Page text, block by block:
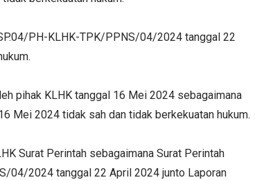
PH-KLHK-TPK/PPNS/04/2024 tanggal 22
pihak KLHK tanggal 16 Mei 2024 sebagaimana
Mei 2024 tidak sah dan tidak berkekuatan hukum.
Surat Perintah sebagaimana Surat Perintah
04/2024 tanggal 22 April 2024 junto Laporan